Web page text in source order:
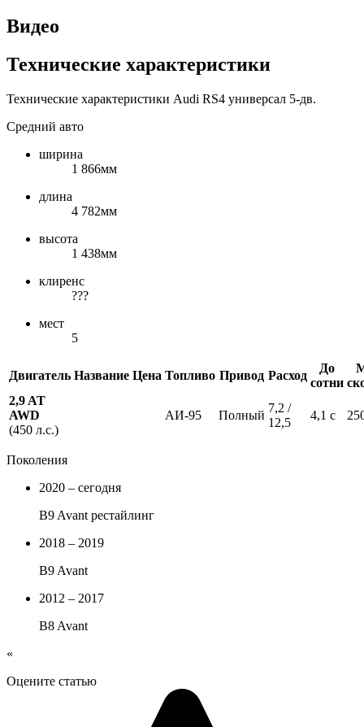
Видео
Технические характеристики
Технические характеристики Audi RS4 универсал 5-дв.
Средний авто
ширина
1 866мм
длина
4 782мм
высота
1 438мм
клиренс
???
мест
5
Двигатель Название Цена Топливо Привод Расход
До
сотни
2,9 AT
AWD
(450 л.с.)
АИ-95 Полный
7,2 /
12,5
4,1 с
Поколения
2020 – сегодня
B9 Avant рестайлинг
2018 – 2019
B9 Avant
2012 – 2017
B8 Avant
«
Оцените статью